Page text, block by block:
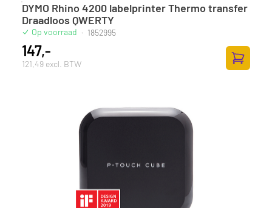
DYMO Rhino 4200 labelprinter Thermo transfer
Draadloos QWERTY
Op voorraad · 1852995
147,-
121,49 excl. BTW